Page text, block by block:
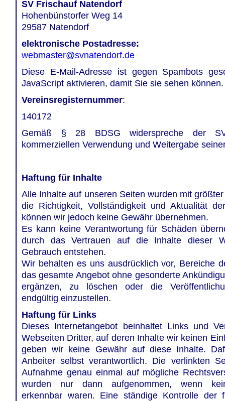
SV Frischauf Natendorf
Hohenbünstorfer Weg 14
29587 Natendorf
elektronische Postadresse:
webmaster@svnatendorf.de
Diese E-Mail-Adresse ist gegen Spambots
JavaScript aktivieren, damit Sie sie sehen können.
Vereinsregisternummer:
140172
Gemäß § 28 BDSG widerspreche der
kommerziellen Verwendung und Weitergabe
Haftung für Inhalte
Alle Inhalte auf unseren Seiten wurden mit
die Richtigkeit, Vollständigkeit und Aktualität
können wir jedoch keine Gewähr übernehmen.
Es kann keine Verantwortung für Schäden
durch das Vertrauen auf die Inhalte dieser
Gebrauch entstehen.
Wir behalten es uns ausdrücklich vor, Bereiche
das gesamte Angebot ohne gesonderte
ergänzen, zu löschen oder die
endgültig einzustellen.
Haftung für Links
Dieses Internetangebot beinhaltet Links und
Webseiten Dritter, auf deren Inhalte wir keinen
geben wir keine Gewähr auf diese Inhalte.
Anbeiter selbst verantwortlich. Die verlinkten
Aufnahme genau einmal auf mögliche
wurden nur dann aufgenommen, wenn
erkennbar waren. Eine ständige Kontrolle der